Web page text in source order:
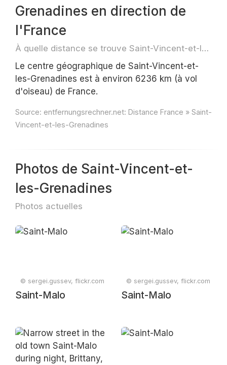
Grenadines en direction de
l'France
À quelle distance se trouve Saint-Vincent-et-les-Grenadines ?
Le centre géographique de Saint-Vincent-et-
les-Grenadines est à environ 6236 km (à vol
d'oiseau) de France.
Source: entfernungsrechner.net: Distance France » Saint-
Vincent-et-les-Grenadines
Photos de Saint-Vincent-et-
les-Grenadines
Photos actuelles
© sergei.gussev, flickr.com
Saint-Malo
© sergei.gussev, flickr.com
Saint-Malo